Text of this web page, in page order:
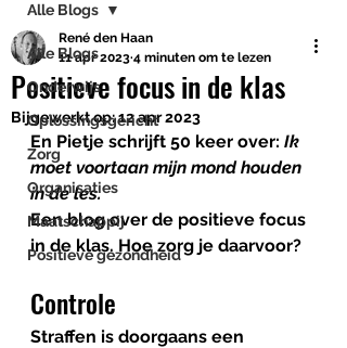
Alle Blogs
Onderwijs
Oplossingsgericht
Zorg
Organisaties
Maatschappij
Positieve gezondheid
Alle Blogs
Positieve focus in de klas
René den Haan
11 apr 2023 4 minuten om te lezen
Bijgewerkt op:12 apr 2023
En Pietje schrijft 50 keer over: Ik
moet voortaan mijn mond houden
in de les.
Een blog over de positieve focus
in de klas. Hoe zorg je daarvoor?
Controle
Straffen is doorgaans een